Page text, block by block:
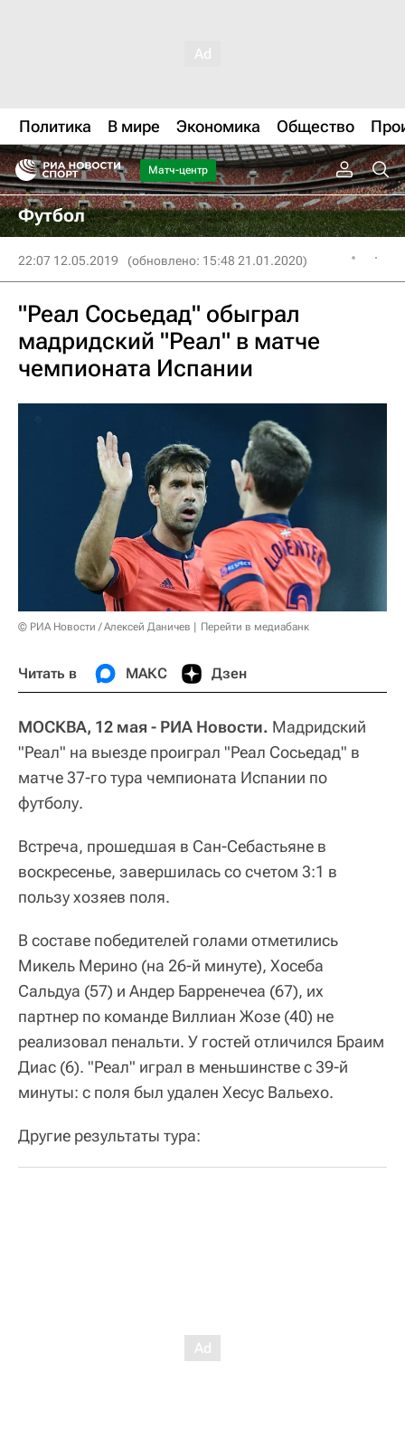
Политика В мире Экономика Общество
Матч-центр
Футбол
22:07 12.05.2019 (обновлено: 15:48 21.01.2020)
"Реал Сосьедад" обыграл
мадридский "Реал" в матче
чемпионата Испании
© РИА Новости / Алексей Даничев Перейти в медиабанк
Читать в МАКС Дзен
МОСКВА, 12 мая - РИА Новости. Мадридский
"Реал" на выезде проиграл "Реал Сосьедад" в
матче 37-го тура чемпионата Испании по
футболу.
Встреча, прошедшая в Сан-Себастьяне в
воскресенье, завершилась со счетом 3:1 в
пользу хозяев поля.
В составе победителей голами отметились
Микель Мерино (на 26-й минуте), Хосеба
Сальдуа (57) и Андер Барренечеа (67), их
партнер по команде Виллиан Жозе (40) не
реализовал пенальти. У гостей отличился Браим
Диас (6). "Реал" играл в меньшинстве с 39-й
минуты: с поля был удален Хесус Вальехо.
Другие результаты тура: